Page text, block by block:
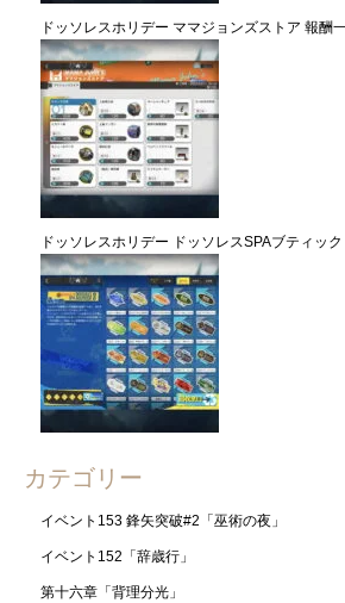
ドッソレスホリデー ママジョンズストア 報酬
ドッソレスホリデー ドッソレスSPAブティッ
カテゴリー
イベント153 鋒矢突破#2「巫術の夜」
イベント152「辞歳行」
第十六章「背理分光」